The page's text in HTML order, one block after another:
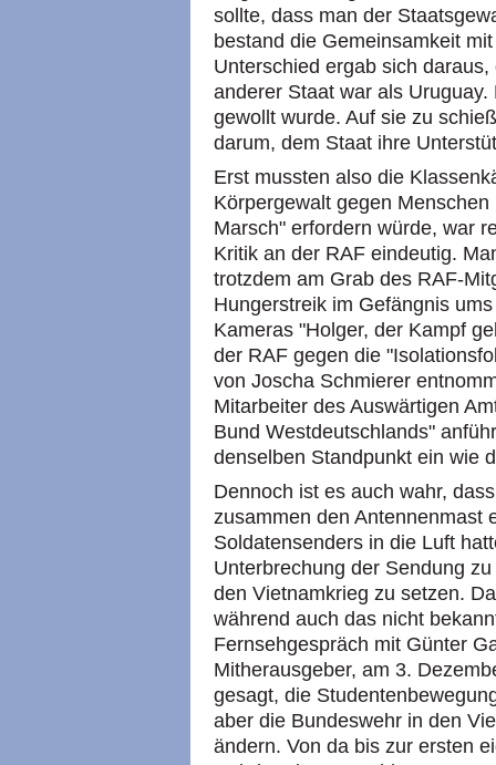
sollte, dass man der
bestand die Gemeinsamkeit
Unterschied ergab sich
anderer Staat war als
gewollt wurde. Auf sie zu
darum, dem Staat ihre
Erst mussten also die
Körpergewalt gegen
Marsch" erfordern würde, war
Kritik an der RAF eindeutig.
trotzdem am Grab des RAF-
Hungerstreik im Gefängnis
Kameras "Holger, der Kampf
der RAF gegen die
von Joscha Schmierer
Mitarbeiter des Auswärtigen
Bund Westdeutschlands"
denselben Standpunkt ein wie
Dennoch ist es auch wahr,
zusammen den Antennenmast
Soldatensenders in die Luft
Unterbrechung der Sendung
den Vietnamkrieg zu setzen.
während auch das nicht
Fernsehgespräch mit Günter
Mitherausgeber, am 3.
gesagt, die
aber die Bundeswehr in den
ändern. Von da bis zur ersten